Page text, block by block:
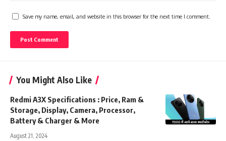
Save my name, email, and website in this browser for the next time I comment.
You Might Also Like
Redmi A3X Specifications : Price, Ram &
Storage, Display, Camera, Processor,
Battery & Charger & More
August 21, 2024